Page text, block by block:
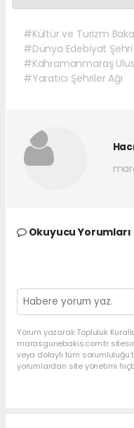
#Kültür ve Turizm
#Dünya Edebiyat Şehri
#Kahramanmaraş
#Yaratıcı Şehriler Ağı
Okuyucu Yorumları
Yorum yazarak Topluluk
marasgunebakis.com.tr
veya dolaylı tüm sorumluluğu
yorumlardan site yönetimi